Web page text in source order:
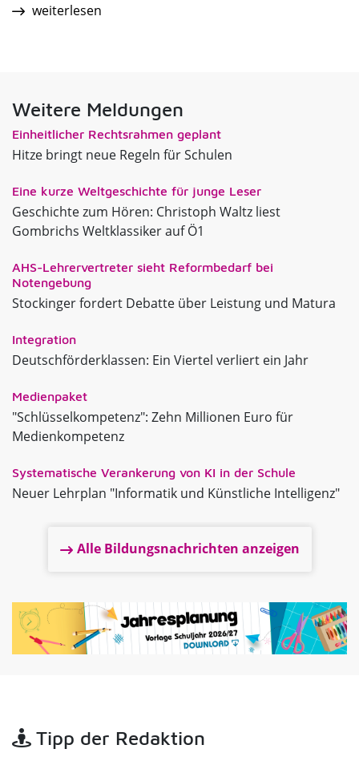
weiterlesen
Weitere Meldungen
Einheitlicher Rechtsrahmen geplant
Hitze bringt neue Regeln für Schulen
Eine kurze Weltgeschichte für junge Leser
Geschichte zum Hören: Christoph Waltz liest
Gombrichs Weltklassiker auf Ö1
AHS-Lehrervertreter sieht Reformbedarf bei
Notengebung
Stockinger fordert Debatte über Leistung und Matura
Integration
Deutschförderklassen: Ein Viertel verliert ein Jahr
Medienpaket
"Schlüsselkompetenz": Zehn Millionen Euro für
Medienkompetenz
Systematische Verankerung von KI in der Schule
Neuer Lehrplan "Informatik und Künstliche Intelligenz"
Alle Bildungsnachrichten anzeigen
Tipp der Redaktion